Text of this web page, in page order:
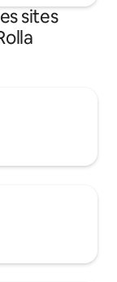
sites